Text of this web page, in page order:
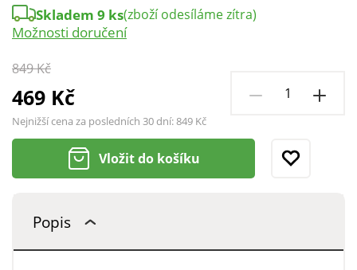
849 Kč
469 Kč
Nejnižší cena za posledních 30 dní:849 Kč
Skladem 9 ks(zboží odesíláme zítra)
Možnosti doručení
Vložit do košíku
Popis